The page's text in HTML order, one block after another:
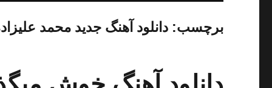
برچسب:دانلود آهنگ جدید محمد